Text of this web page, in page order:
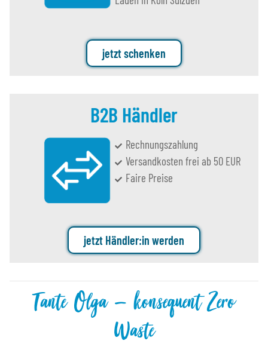
jetzt schenken
B2B Händler
Rechnungszahlung
Versandkosten frei ab 50 EUR
Faire Preise
jetzt Händler:in werden
Tante Olga – konsequent Zero
Waste